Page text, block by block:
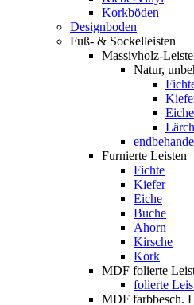
Korkböden
Designboden
Fuß- & Sockelleisten
Massivholz-
Natur,
Eiche
Furnierte Leisten
Fichte
Kiefer
Eiche
Buche
Ahorn
Kirsche
Kork
MDF folierte
folierte
MDF farbbesch.